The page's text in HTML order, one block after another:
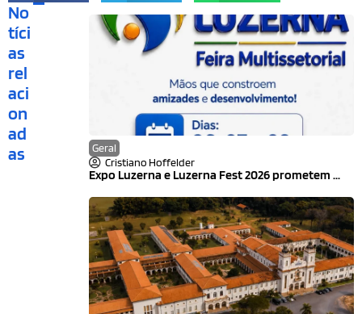
No
tíci
as
rel
aci
on
ad
as
Geral
Cristiano Hoffelder
Expo Luzerna e Luzerna Fest 2026 prometem ...